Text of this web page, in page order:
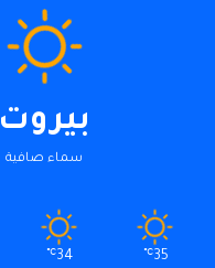
بيروت
سماء صافية
35
℃
34
℃